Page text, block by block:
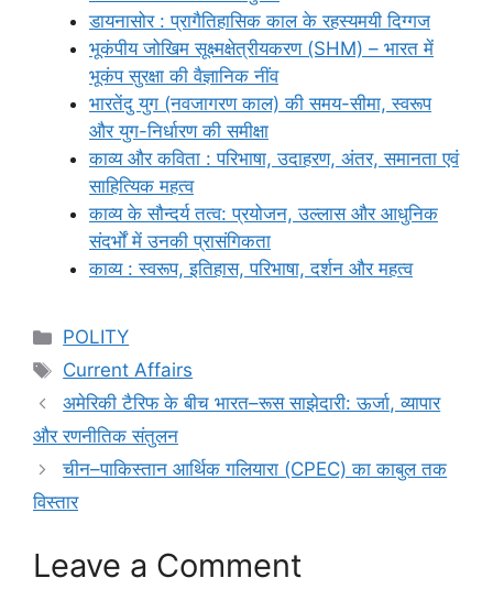
डायनासोर : प्रागैतिहासिक काल के रहस्यमयी दिग्गज
भूकंपीय जोखिम सूक्ष्मक्षेत्रीयकरण (SHM) – भारत में
भूकंप सुरक्षा की वैज्ञानिक नींव
भारतेंदु युग (नवजागरण काल) की समय-सीमा, स्वरूप
और युग-निर्धारण की समीक्षा
काव्य और कविता : परिभाषा, उदाहरण, अंतर, समानता एवं
साहित्यिक महत्व
काव्य के सौन्दर्य तत्व: प्रयोजन, उल्लास और आधुनिक
संदर्भों में उनकी प्रासंगिकता
काव्य : स्वरूप, इतिहास, परिभाषा, दर्शन और महत्व
Categories
POLITY
Tags
Current Affairs
अमेरिकी टैरिफ के बीच भारत–रूस साझेदारी: ऊर्जा, व्यापार
और रणनीतिक संतुलन
चीन–पाकिस्तान आर्थिक गलियारा (CPEC) का काबुल तक
विस्तार
Leave a Comment